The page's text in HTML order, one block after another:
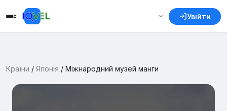
Увійти
Країни / Японія / Міжнародний музей манги